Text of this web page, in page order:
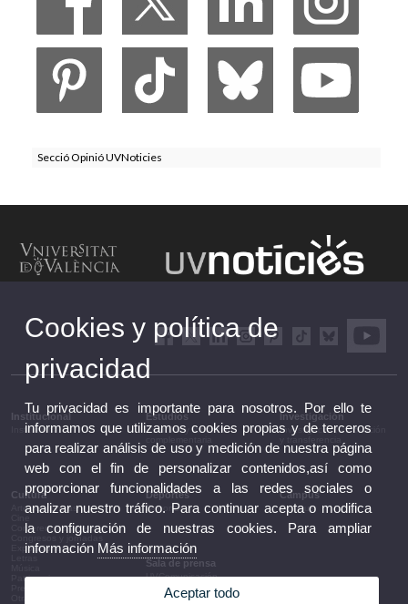
Secció Opinió UVNoticies
Institucional
Institucional
Estudios
Estudios y formación
Investigación
Investigación, innovación
Cultura
Artes escénicas
Conferencias y debates
Congresos y jornadas
Exposiciones
Patrimonio
Deportes
Deportes
Campus
Campus
Sala de prensa
UVComunicación
Notas de prensa
Agenda de gobierno
Cookies y política de
privacidad
Tu privacidad es importante para nosotros. Por ello te
informamos que utilizamos cookies propias y de terceros
para realizar análisis de uso y medición de nuestra página
web con el fin de personalizar contenidos,así como
proporcionar funcionalidades a las redes sociales o
analizar nuestro tráfico. Para continuar acepta o modifica
la configuración de nuestras cookies. Para ampliar
información Más información
Aceptar todo